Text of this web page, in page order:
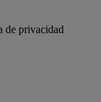
de privacidad